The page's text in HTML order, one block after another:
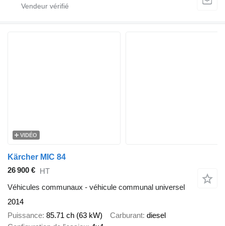
VIDÉO
Kärcher MIC 84
26 900 € HT
Véhicules communaux - véhicule communal universel
2014
Puissance 85.71 ch (63 kW) Carburant diesel